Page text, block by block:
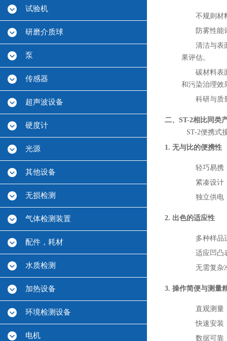
试验机
研磨介质球
泵
传感器
超声波设备
硬度计
光源
其他设备
无损检测
气体检测装置
配件，耗材
水质检测
加热设备
环境检测设备
电机
不规则材
防雾性能
清洁与表
果评估。
碳材料表
和污染治理效
科研与质
二、ST-2相比同类
ST-2便携式
1. 无与比的便携性
轻巧易携
紧凑设计
独立供电
2. 出色的适应性
多种样品
适应凹凸
无需复杂
3. 操作简便与测量
直观测量
快速安装
数据可靠